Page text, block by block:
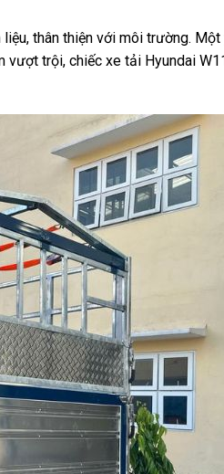
thân thiện với môi trường.
trội, chiếc xe tải Hyundai